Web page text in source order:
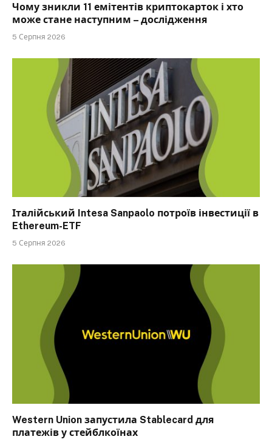
Чому зникли 11 емітентів криптокарток і хто
може стане наступним – дослідження
5 Серпня 2026
Італійський Intesa Sanpaolo потроїв інвестиції в
Ethereum-ETF
5 Серпня 2026
Western Union запустила Stablecard для
платежів у стейблкоїнах